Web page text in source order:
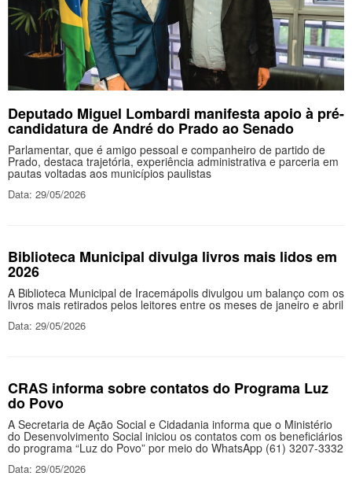
Deputado Miguel Lombardi manifesta apoio à pré-
candidatura de André do Prado ao Senado
Parlamentar, que é amigo pessoal e companheiro de partido de
Prado, destaca trajetória, experiência administrativa e parceria em
pautas voltadas aos municípios paulistas
Data: 29/05/2026
Biblioteca Municipal divulga livros mais lidos em
2026
A Biblioteca Municipal de Iracemápolis divulgou um balanço com os
livros mais retirados pelos leitores entre os meses de janeiro e abril
Data: 29/05/2026
CRAS informa sobre contatos do Programa Luz
do Povo
A Secretaria de Ação Social e Cidadania informa que o Ministério
do Desenvolvimento Social iniciou os contatos com os beneficiários
do programa “Luz do Povo” por meio do WhatsApp (61) 3207-3332
Data: 29/05/2026